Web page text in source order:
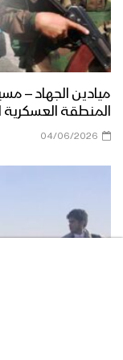
ميادين الجهاد –
المنطقة العسكرية
04/06/2026